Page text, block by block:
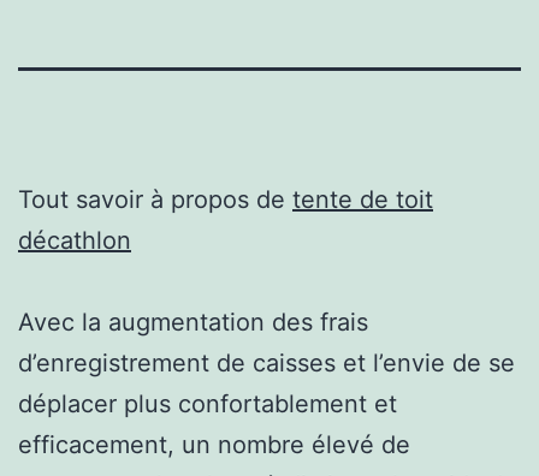
Tout savoir à propos de tente de toit
décathlon
Avec la augmentation des frais
d’enregistrement de caisses et l’envie de se
déplacer plus confortablement et
efficacement, un nombre élevé de